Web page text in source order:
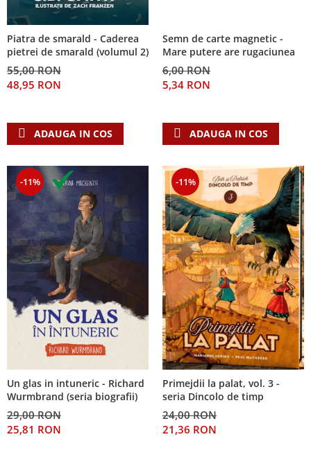
Piatra de smarald - Caderea
pietrei de smarald (volumul 2)
55,00 RON
48,95 RON
ADAUGA IN COS
Semn de carte magnetic -
Mare putere are rugaciunea
6,00 RON
5,34 RON
ADAUGA IN COS
-11%
Un glas in intuneric - Richard
Wurmbrand (seria biografii)
29,00 RON
25,81 RON
-11%
Primejdii la palat, vol. 3 -
seria Dincolo de timp
24,00 RON
21,36 RON